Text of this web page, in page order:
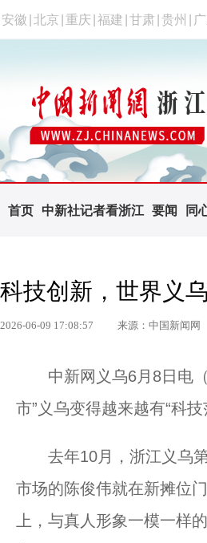
安徽 北京 重庆 福建 甘肃 贵州
首页 中新社记者看浙江 要闻 同
科技创新，世界义
2026-06-09 17:08:57 来源：中国新闻网
中新网义乌6月8日电（
市”义乌变得越来越有“科技
去年10月，浙江义乌第
市场的陈俊伟就在新摊位
上，与真人形象一模一样